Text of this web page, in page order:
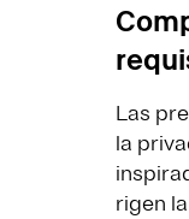
Las
la
rigen